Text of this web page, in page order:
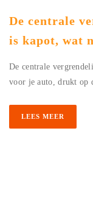
De centrale
is kapot, wat
De centrale
voor je auto, drukt op
LEES MEER